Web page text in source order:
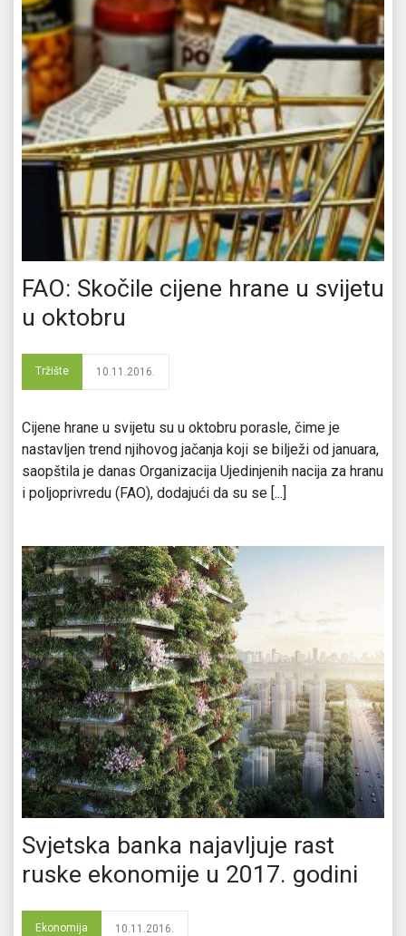
FAO: Skočile cijene hrane u svijetu
u oktobru
Tržište 10.11.2016.
Cijene hrane u svijetu su u oktobru porasle, čime je
nastavljen trend njihovog jačanja koji se bilježi od januara,
saopštila je danas Organizacija Ujedinjenih nacija za hranu
i poljoprivredu (FAO), dodajući da su se [...]
Svjetska banka najavljuje rast
ruske ekonomije u 2017. godini
Ekonomija 10.11.2016.